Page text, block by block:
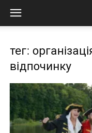
тег:
відпочинку